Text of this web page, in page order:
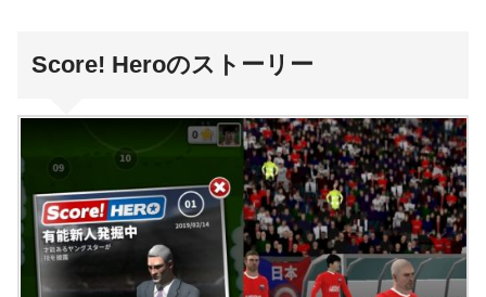
Score! Heroのストーリー